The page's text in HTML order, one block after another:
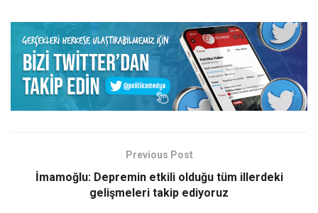
Previous Post
İmamoğlu: Depremin etkili olduğu tüm illerdeki
gelişmeleri takip ediyoruz